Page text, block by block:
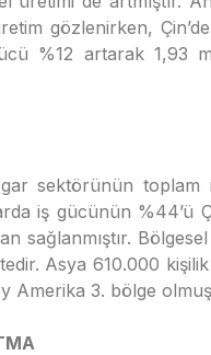
gözlenirken,
%12 artarak 1,93
sektörünün toplam
iş gücünün %44’ü
sağlanmıştır.
Asya 610.000
Amerika 3. bölge